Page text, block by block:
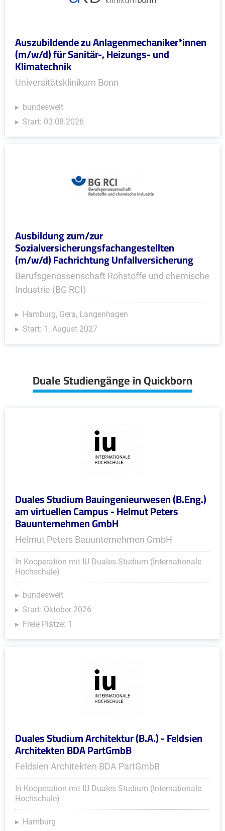
Auszubildende zu Anlagenmechaniker*innen
(m/w/d) für Sanitär-, Heizungs- und
Klimatechnik
Universitätsklinikum Bonn
bundesweit
Start: 03.08.2026
Ausbildung zum/zur
Sozialversicherungsfachangestellten
(m/w/d) Fachrichtung Unfallversicherung
Berufsgenossenschaft Rohstoffe und chemische
Industrie (BG RCI)
Hamburg, Gera, Langenhagen
Start: 1. August 2027
Duale Studiengänge in Quickborn
Duales Studium Bauingenieurwesen (B.Eng.)
am virtuellen Campus - Helmut Peters
Bauunternehmen GmbH
Helmut Peters Bauunternehmen GmbH
In Kooperation mit IU Duales Studium (Internationale
Hochschule)
bundesweit
Start: Oktober 2026
Freie Plätze: 1
Duales Studium Architektur (B.A.) - Feldsien
Architekten BDA PartGmbB
Feldsien Architekten BDA PartGmbB
In Kooperation mit IU Duales Studium (Internationale
Hochschule)
Hamburg